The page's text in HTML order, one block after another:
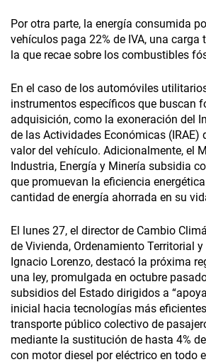
Por otra parte, la energía consumida
vehículos paga 22% de IVA, una
la que recae sobre los combustibles
En el caso de los automóviles
instrumentos específicos que buscan
adquisición, como la exoneración del
de las Actividades Económicas (IRAE)
valor del vehículo. Adicionalmente, el
Industria, Energía y Minería subsidia
que promuevan la eficiencia
cantidad de energía ahorrada en su
El lunes 27, el director de Cambio
de Vivienda, Ordenamiento Territorial
Ignacio Lorenzo, destacó la próxima
una ley, promulgada en octubre
subsidios del Estado dirigidos a
inicial hacia tecnologías más
transporte público colectivo de
mediante la sustitución de hasta 4%
con motor diesel por eléctrico en todo